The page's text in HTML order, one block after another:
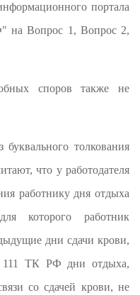
портала
на Вопрос 1, Вопрос 2,
споров также не
толкования
что у работодателя
работнику дня отдыха
которого работник
дни сдачи крови,
111 ТК РФ дни отдыха,
со сдачей крови, не